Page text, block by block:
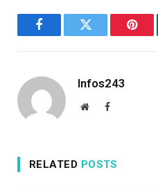
FacebookTwitter
Infos243
WebsiteFacebook
RELATED POSTS